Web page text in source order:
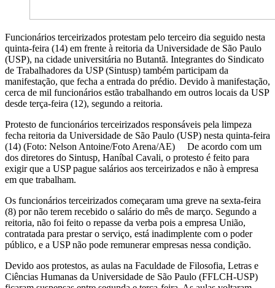
Funcionários terceirizados protestam pelo terceiro dia seguido nesta
quinta-feira (14) em frente à reitoria da Universidade de São Paulo
(USP), na cidade universitária no Butantã. Integrantes do Sindicato
de Trabalhadores da USP (Sintusp) também participam da
manifestação, que fecha a entrada do prédio. Devido à manifestação,
cerca de mil funcionários estão trabalhando em outros locais da USP
desde terça-feira (12), segundo a reitoria.
Protesto de funcionários terceirizados responsáveis pela limpeza
fecha reitoria da Universidade de São Paulo (USP) nesta quinta-feira
(14) (Foto: Nelson Antoine/Foto Arena/AE) De acordo com um
dos diretores do Sintusp, Haníbal Cavali, o protesto é feito para
exigir que a USP pague salários aos terceirizados e não à empresa
em que trabalham.
Os funcionários terceirizados começaram uma greve na sexta-feira
(8) por não terem recebido o salário do mês de março. Segundo a
reitoria, não foi feito o repasse da verba pois a empresa União,
contratada para prestar o serviço, está inadimplente com o poder
público, e a USP não pode remunerar empresas nessa condição.
Devido aos protestos, as aulas na Faculdade de Filosofia, Letras e
Ciências Humanas da Universidade de São Paulo (FFLCH-USP)